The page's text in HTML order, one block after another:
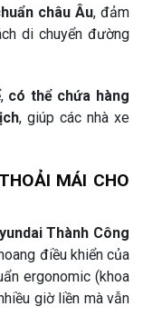
châu Âu, đảm
di chuyển đường
có thể chứa hàng
, giúp các nhà xe
MÁI CHO
Thành Công
điều khiển của
ergonomic (khoa
giờ liền mà vẫn